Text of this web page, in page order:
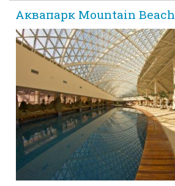
Аквапарк Mountain Beach